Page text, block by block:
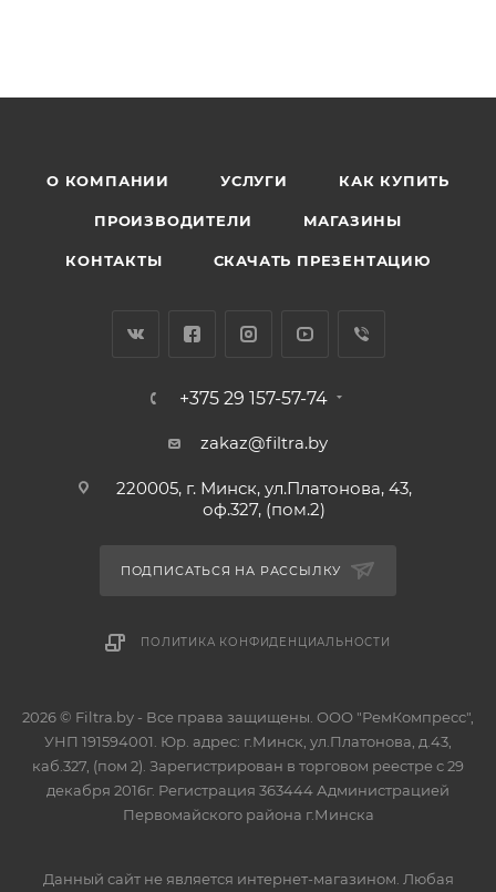
О КОМПАНИИ УСЛУГИ КАК КУПИТЬ
ПРОИЗВОДИТЕЛИ МАГАЗИНЫ
КОНТАКТЫ СКАЧАТЬ ПРЕЗЕНТАЦИЮ
+375 29 157-57-74
zakaz@filtra.by
220005, г. Минск, ул.Платонова, 43,
оф.327, (пом.2)
ПОДПИСАТЬСЯ НА РАССЫЛКУ
ПОЛИТИКА КОНФИДЕНЦИАЛЬНОСТИ
2026 © Filtra.by - Все права защищены. ООО "РемКомпресс",
УНП 191594001. Юр. адрес: г.Минск, ул.Платонова, д.43,
каб.327, (пом 2). Зарегистрирован в торговом реестре с 29
декабря 2016г. Регистрация 363444 Администрацией
Первомайского района г.Минска
Данный сайт не является интернет-магазином. Любая